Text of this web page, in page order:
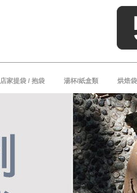
店家提袋 / 抱袋 湯杯/紙盒類 烘焙